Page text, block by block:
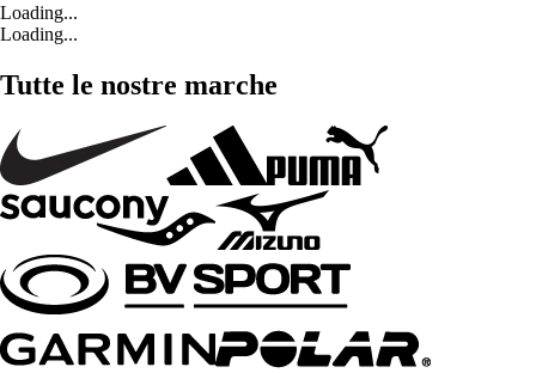
Loading...
Loading...
Tutte le nostre marche